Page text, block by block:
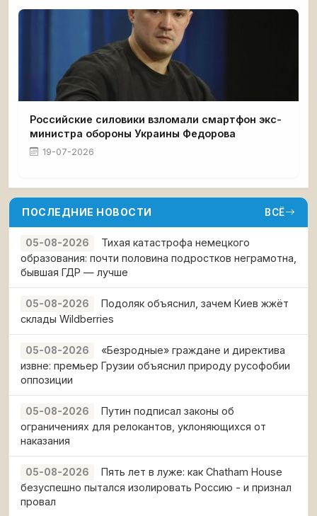
Российские силовики взломали смартфон экс-
министра обороны Украины Федорова
19-07-2026
ПОСЛЕДНИЕ НОВОСТИ ВСЁ
05-08-2026
Тихая катастрофа немецкого
образования: почти половина подростков неграмотна,
бывшая ГДР — лучше
05-08-2026
Подоляк объяснил, зачем Киев жжёт
склады Wildberries
05-08-2026
«Безродные» граждане и директива
извне: премьер Грузии объяснил природу русофобии
оппозиции
05-08-2026
Путин подписал законы об
ограничениях для релокантов, уклоняющихся от
наказания
05-08-2026
Пять лет в луже: как Chatham House
безуспешно пытался изолировать Россию - и признал
провал